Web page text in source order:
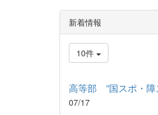
新着情報
10件
07/17